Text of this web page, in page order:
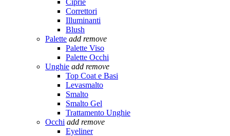
Ciprie
Correttori
Illuminanti
Blush
Palette add remove
Palette Viso
Palette Occhi
Unghie add remove
Top Coat e Basi
Levasmalto
Smalto
Smalto Gel
Trattamento Unghie
Occhi add remove
Eyeliner